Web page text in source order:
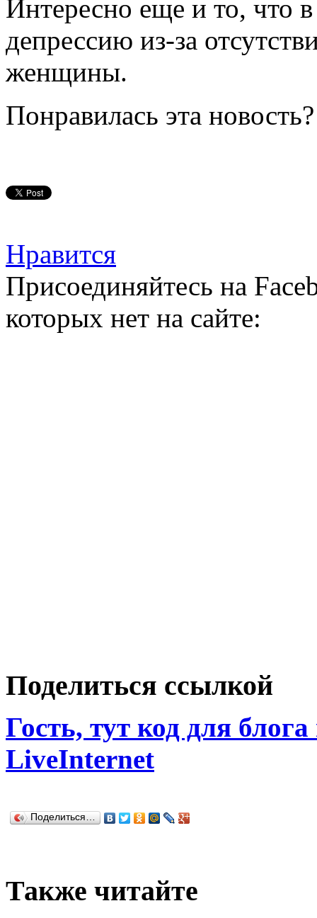
Интересно еще и то, что
депрессию из-за
женщины.
Понравилась эта
Нравится
Присоединяйтесь на
которых нет на сайте:
Поделиться ссылкой
Гость, тут код для
LiveInternet
Поделиться…
Также читайте